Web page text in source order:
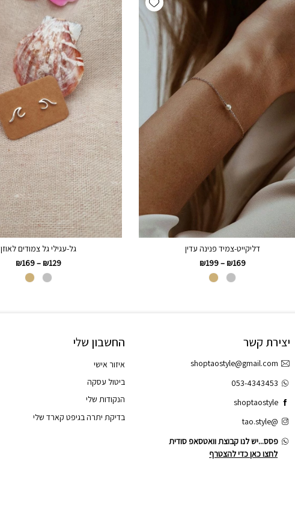
דליקייט-צמיד פנינה עדין
₪169
–
₪199
גל-עגילי גל צמודים לאוזן
₪129
–
₪169
החשבון שלי
איזור אישי
ביטול עסקה
הנקודות שלי
בדיקת יתרה בגיפט קארד שלי
יצירת קשר
shoptaostyle@gmail.com
053-4343453
shoptaostyle
@tao.style
פסס...יש לנו קבוצת וואטסאפ סודית
לחצו כאן כדי להצטרף